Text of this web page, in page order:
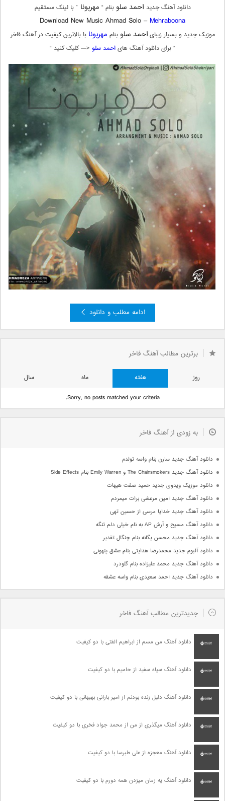
دانلود آهنگ جدید احمد سلو بنام “ مهربونا” با لینک مستقیم
Download New Music Ahmad Solo – Mehraboona
موزیک جدید و بسیار زیبایاحمد سلو بنام مهربونا با بالاترین کیفیت در آهنگ فاخر
” برای دانلود آهنگ هایاحمد سلو <— کلیک کنید “
ادامه مطلب و دانلود
برترین مطالب آهنگ فاخر
روز هفته ماه
سال
Sorry, no posts matched your criteria.
به زودی از آهنگ فاخر
دانلود آهنگ جدید سارن بنام واسه تولدم
دانلود آهنگ جدید The Chainsmokers و Emily Warren بنام Side Effects
دانلود موزیک ویدوی جدید حمید صفت هیهات
دانلود آهنگ جدید امین مرعشی برات میمردم
دانلود آهنگ جدید خدایا مرسی از حسین تهی
دانلود آهنگ مسیح و آرش AP به نام خیلی دلم تنگه
دانلود آهنگ جدید محسن یگانه بنام چنگال تقدیر
دانلود آلبوم جدید محمدرضا هدایتی بنام عشق پنهونی
دانلود آهنگ جدید محمد علیزاده بنام گلودرد
دانلود آهنگ جدید احمد سعیدی بنام واسه عشقه
جدیدترین مطالب آهنگ فاخر
دانلود آهنگ من مسم از ابراهیم الفتی با دو کیفیت
دانلود آهنگ سیاه سفید از حامیم با دو کیفیت
دانلود آهنگ دلیل زنده بودنم از امیر بارانی بهبهانی با دو کیفیت
دانلود آهنگ میگذری از من از محمد جواد فخری با دو کیفیت
دانلود آهنگ معجزه از علی طبرسا با دو کیفیت
دانلود آهنگ یه زمان میزدن همه دورم با دو کیفیت